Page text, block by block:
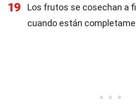
19
Los frutos se cosechan a
cuando están